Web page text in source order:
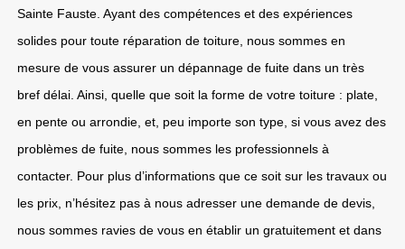
Sainte Fauste. Ayant des compétences et des expériences
solides pour toute réparation de toiture, nous sommes en
mesure de vous assurer un dépannage de fuite dans un très
bref délai. Ainsi, quelle que soit la forme de votre toiture : plate,
en pente ou arrondie, et, peu importe son type, si vous avez des
problèmes de fuite, nous sommes les professionnels à
contacter. Pour plus d’informations que ce soit sur les travaux ou
les prix, n’hésitez pas à nous adresser une demande de devis,
nous sommes ravies de vous en établir un gratuitement et dans